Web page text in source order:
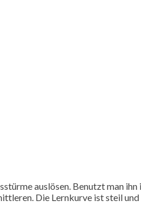
auslösen. Benutzt man
Die Lernkurve ist steil